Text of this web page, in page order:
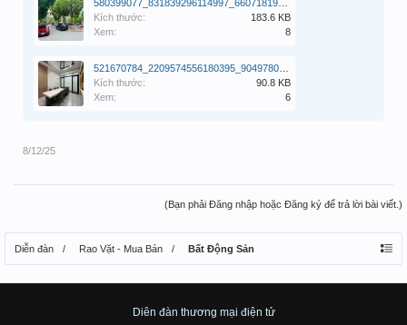
Kích thước:
183.6 KB
Xem:
8
Kích thước:
90.8 KB
Xem:
6
8/12/25
(Bạn phải Đăng nhập hoặc Đăng ký để trả lời bài viết.)
Diễn đàn Rao Vặt - Mua Bán Bất Động Sản
Diên đàn thương mại điện tử